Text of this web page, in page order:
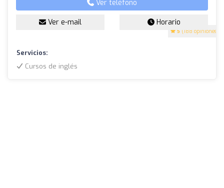
5 (188 opiniones)
Ver teléfono
Ver e-mail Horario
Servicios:
Cursos de inglés